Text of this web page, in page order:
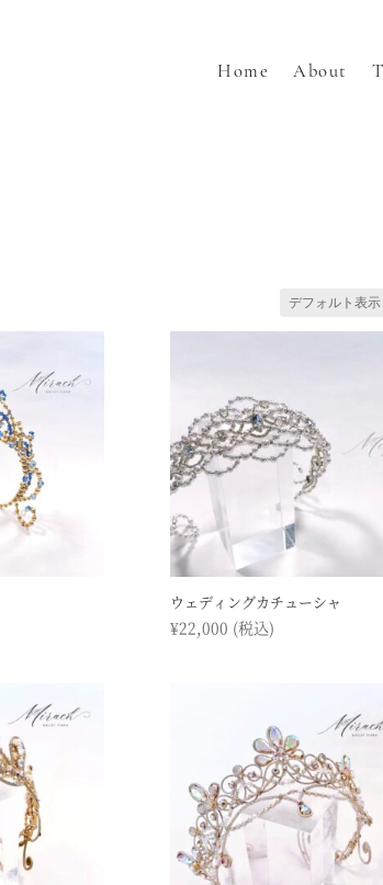
Home About
ウェディングカチューシャ
¥22,000 (税込)